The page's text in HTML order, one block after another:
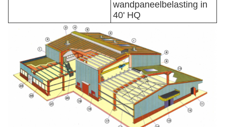
wandpaneelbelasting in
40' HQ